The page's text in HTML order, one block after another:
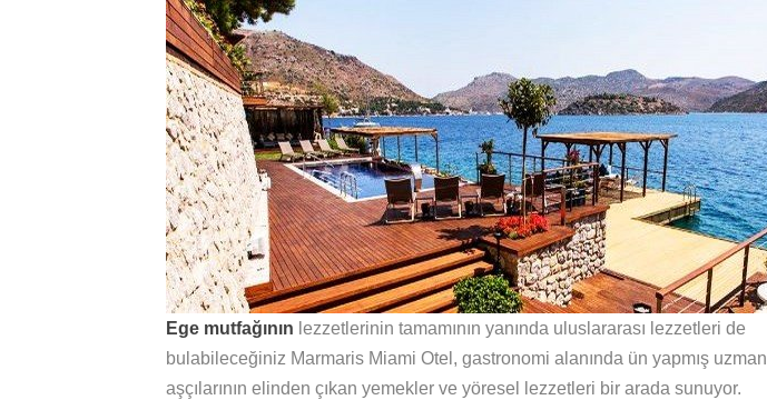
Ege mutfağının lezzetlerinin tamamının yanında uluslararası lezzetleri de
bulabileceğiniz Marmaris Miami Otel, gastronomi alanında ün yapmış uzman
aşçılarının elinden çıkan yemekler ve yöresel lezzetleri bir arada sunuyor.